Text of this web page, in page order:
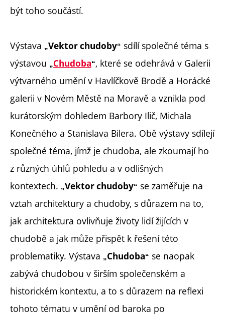
být toho součástí.
Výstava „Vektor chudoby“ sdílí společné téma s
výstavou „Chudoba“, které se odehrává v Galerii
výtvarného umění v Havlíčkově Brodě a Horácké
galerii v Novém Městě na Moravě a vznikla pod
kurátorským dohledem Barbory Ilič, Michala
Konečného a Stanislava Bilera. Obě výstavy sdílejí
společné téma, jímž je chudoba, ale zkoumají ho
z různých úhlů pohledu a v odlišných
kontextech. „Vektor chudoby“ se zaměřuje na
vztah architektury a chudoby, s důrazem na to,
jak architektura ovlivňuje životy lidí žijících v
chudobě a jak může přispět k řešení této
problematiky. Výstava „Chudoba“ se naopak
zabývá chudobou v širším společenském a
historickém kontextu, a to s důrazem na reflexi
tohoto tématu v umění od baroka po